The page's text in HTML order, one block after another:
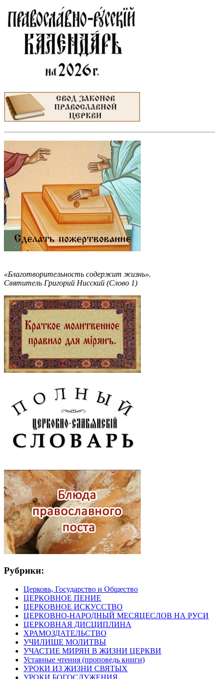
«Благотворительность содержит жизнь».
Святитель Григорий Нисский (Слово 1)
Рубрики:
Церковь, Государство и Общество
ЦЕРКОВНОЕ ПЕНИЕ
ЦЕРКОВНОЕ ИСКУССТВО
ЦЕРКОВНО-НАРОДНЫЙ МЕСЯЦЕСЛОВ НА РУСИ
ЦЕРКОВНАЯ ДИСЦИПЛИНА
ХРАМОЗДАТЕЛЬСТВО
УЧИЛИЩЕ МОЛИТВЫ
УЧАСТИЕ МИРЯН В ЖИЗНИ ЦЕРКВИ
Уставные чтения (проповедь книги)
УРОКИ ИЗ ЖИЗНИ СВЯТЫХ